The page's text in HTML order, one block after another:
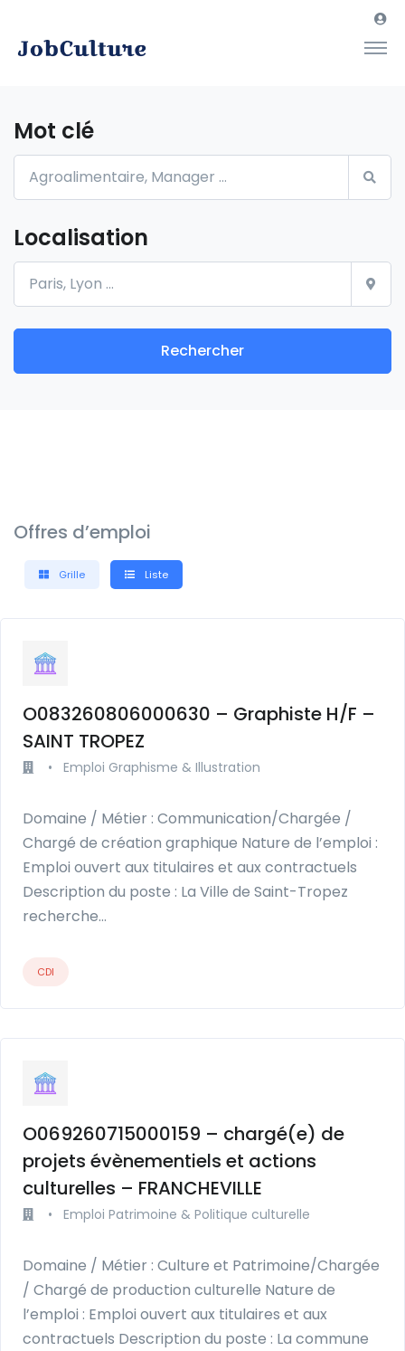
Mot clé
Localisation
Rechercher
Offres d’emploi
Grille Liste
O083260806000630 – Graphiste H/F –
SAINT TROPEZ
• Emploi Graphisme & Illustration
Domaine / Métier : Communication/Chargée /
Chargé de création graphique Nature de l’emploi :
Emploi ouvert aux titulaires et aux contractuels
Description du poste : La Ville de Saint-Tropez
recherche…
CDI
O069260715000159 – chargé(e) de
projets évènementiels et actions
culturelles – FRANCHEVILLE
• Emploi Patrimoine & Politique culturelle
Domaine / Métier : Culture et Patrimoine/Chargée
/ Chargé de production culturelle Nature de
l’emploi : Emploi ouvert aux titulaires et aux
contractuels Description du poste : La commune